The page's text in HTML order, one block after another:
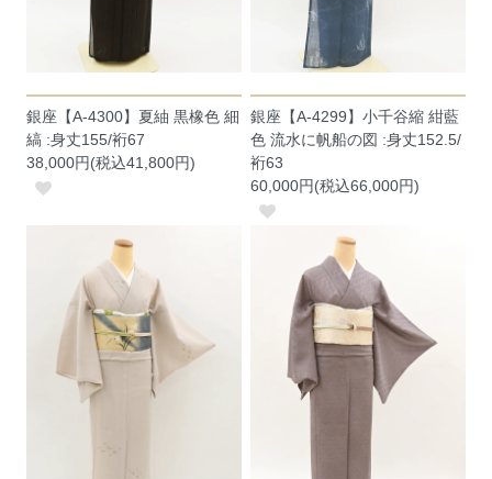
銀座【A-4300】夏紬 黒橡色 細
縞 :身丈155/裄67
38,000円(税込41,800円)
銀座【A-4299】小千谷縮 紺藍
色 流水に帆船の図 :身丈152.5/
裄63
60,000円(税込66,000円)